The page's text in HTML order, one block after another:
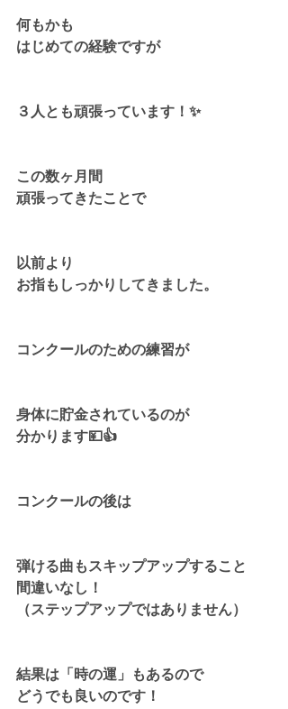
何もかも
はじめての経験ですが
３人とも頑張っています！✨
この数ヶ月間
頑張ってきたことで
以前より
お指もしっかりしてきました。
コンクールのための練習が
身体に貯金されているのが
分かります💴👍
コンクールの後は
弾ける曲もスキップアップすること
間違いなし！
（ステップアップではありません）
結果は「時の運」もあるので
どうでも良いのです！